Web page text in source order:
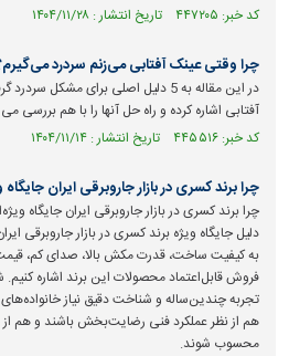
کد خبر: ۴۴۷۲۰۵ تاریخ انتشار : ۱۴۰۴/۱۱/۲۸
چرا وقتی عینک آفتابی می‌زنم سردرد می‌گیرم؟ (۵ دلیل اصلی +
در این مقاله به 5 دلیل اصلی برای
آفتابی اشاره کرده و راه حل آنها را با هم بررسی
کد خبر: ۴۴۵۵۱۶ تاریخ انتشار : ۱۴۰۴/۱۱/۱۴
چرا برند کسری در بازار جاروبرقی ایران
چرا برند کسری در بازار جاروبرقی ایران جایگاه
دلیل جایگاه ویژه برند کسری در بازار جاروبرقی
به کیفیت ساخت، قدرت مکش بالا، صدای کم،
فروش قابل‌اعتماد محصولات این برند اشاره
تجربه چندین‌ساله و شناخت دقیق نیاز
هم از نظر عملکرد فنی رضایت‌بخش باشند و هم
محسوب شوند.